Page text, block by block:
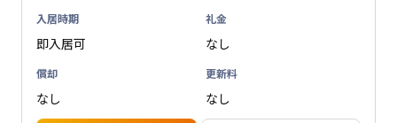
入居時期
即入居可
礼金
なし
償却
なし
更新料
なし